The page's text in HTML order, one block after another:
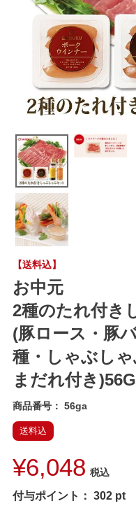
【送料込】
お中元
2種のたれ付き
(豚ロース・豚
種・しゃぶし
まだれ付き
商品番号 56ga
送料込
¥6,048 税込
付与ポイント： 302 pt